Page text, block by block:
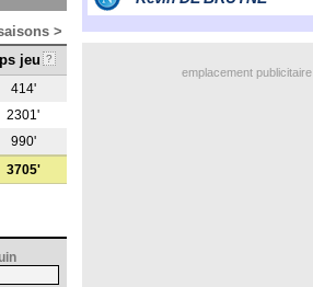
>
jeu ?
414'
2301'
990'
3705'
emplacement publicitaire